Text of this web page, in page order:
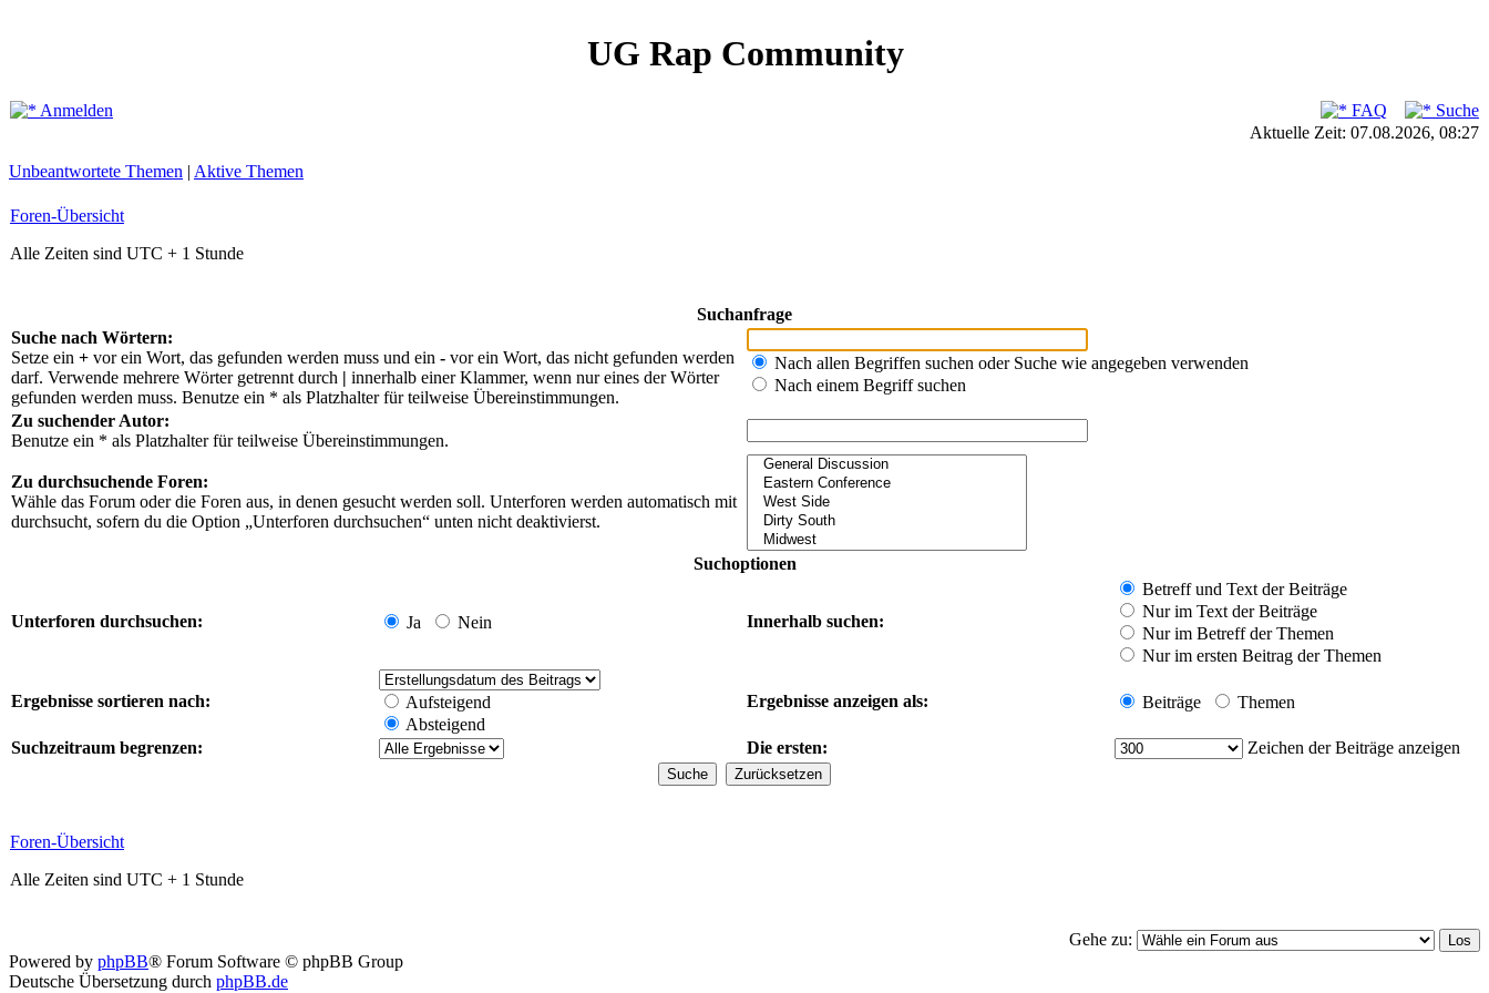
UG Rap Community
Anmelden FAQ
Suche
Aktuelle Zeit: 07.08.2026, 08:27
Unbeantwortete Themen | Aktive Themen
Foren-Übersicht
Alle Zeiten sind UTC + 1 Stunde
Suchanfrage
Suche nach Wörtern:
Setze ein + vor ein Wort, das gefunden werden muss und ein - vor ein Wort, das nicht gefunden werden
darf. Verwende mehrere Wörter getrennt durch | innerhalb einer Klammer, wenn nur eines der Wörter
gefunden werden muss. Benutze ein * als Platzhalter für teilweise Übereinstimmungen.
Nach allen Begriffen suchen oder Suche wie angegeben verwenden
Nach einem Begriff suchen
Zu suchender Autor:
Benutze ein * als Platzhalter für teilweise Übereinstimmungen.
Zu durchsuchende Foren:
Wähle das Forum oder die Foren aus, in denen gesucht werden soll. Unterforen werden automatisch mit
durchsucht, sofern du die Option „Unterforen durchsuchen“ unten nicht deaktivierst.
Suchoptionen
Unterforen durchsuchen: Ja Nein Innerhalb suchen:
Betreff und Text der Beiträge
Nur im Text der Beiträge
Nur im Betreff der Themen
Nur im ersten Beitrag der Themen
Ergebnisse sortieren nach:
Aufsteigend
Absteigend
Ergebnisse anzeigen als: Beiträge Themen
Suchzeitraum begrenzen: Die ersten: Zeichen der Beiträge anzeigen
Foren-Übersicht
Alle Zeiten sind UTC + 1 Stunde
Gehe zu:
Powered by phpBB® Forum Software © phpBB Group
Deutsche Übersetzung durch phpBB.de